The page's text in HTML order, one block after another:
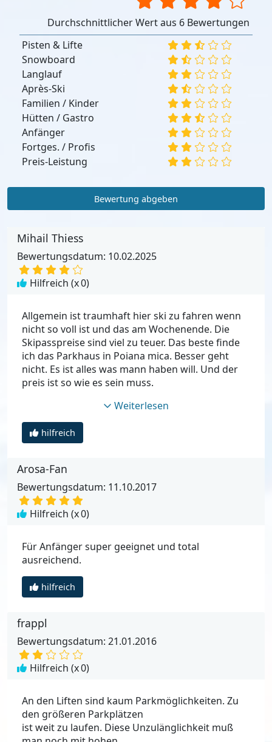
Durchschnittlicher Wert aus 6 Bewertungen
Pisten & Lifte
Snowboard
Langlauf
Après-Ski
Familien / Kinder
Hütten / Gastro
Anfänger
Fortges. / Profis
Preis-Leistung
Bewertung abgeben
Mihail Thiess
Bewertungsdatum: 10.02.2025
Hilfreich (x0)
Allgemein ist traumhaft hier ski zu fahren wenn
nicht so voll ist und das am Wochenende. Die
Skipasspreise sind viel zu teuer. Das beste finde
ich das Parkhaus in Poiana mica. Besser geht
nicht. Es ist alles was mann haben will. Und der
preis ist so wie es sein muss.
Weiterlesen
hilfreich
Arosa-Fan
Bewertungsdatum: 11.10.2017
Hilfreich (x0)
Für Anfänger super geeignet und total
ausreichend.
hilfreich
frappl
Bewertungsdatum: 21.01.2016
Hilfreich (x0)
An den Liften sind kaum Parkmöglichkeiten. Zu
den größeren Parkplätzen
ist weit zu laufen. Diese Unzulänglichkeit muß